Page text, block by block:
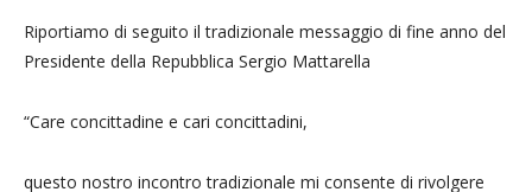
Riportiamo di seguito il tradizionale messaggio di fine anno del
Presidente della Repubblica Sergio Mattarella
“Care concittadine e cari concittadini,
questo nostro incontro tradizionale mi consente di rivolgere